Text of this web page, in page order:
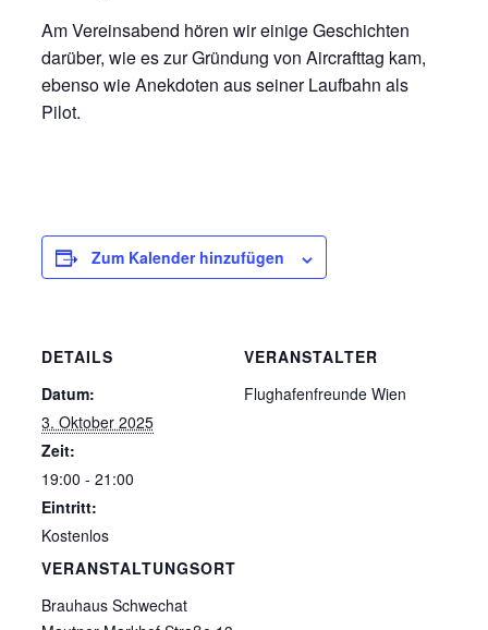
Am Vereinsabend hören wir einige Geschichten
darüber, wie es zur Gründung von Aircrafttag kam,
ebenso wie Anekdoten aus seiner Laufbahn als
Pilot.
Zum Kalender hinzufügen
DETAILS
Datum:
3. Oktober 2025
Zeit:
19:00 - 21:00
Eintritt:
Kostenlos
VERANSTALTUNGSORT
Brauhaus Schwechat
VERANSTALTER
Flughafenfreunde Wien